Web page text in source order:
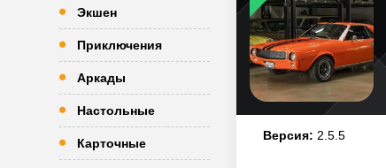
Экшен
Приключения
Аркады
Настольные
Карточные
Версия: 2.5.5